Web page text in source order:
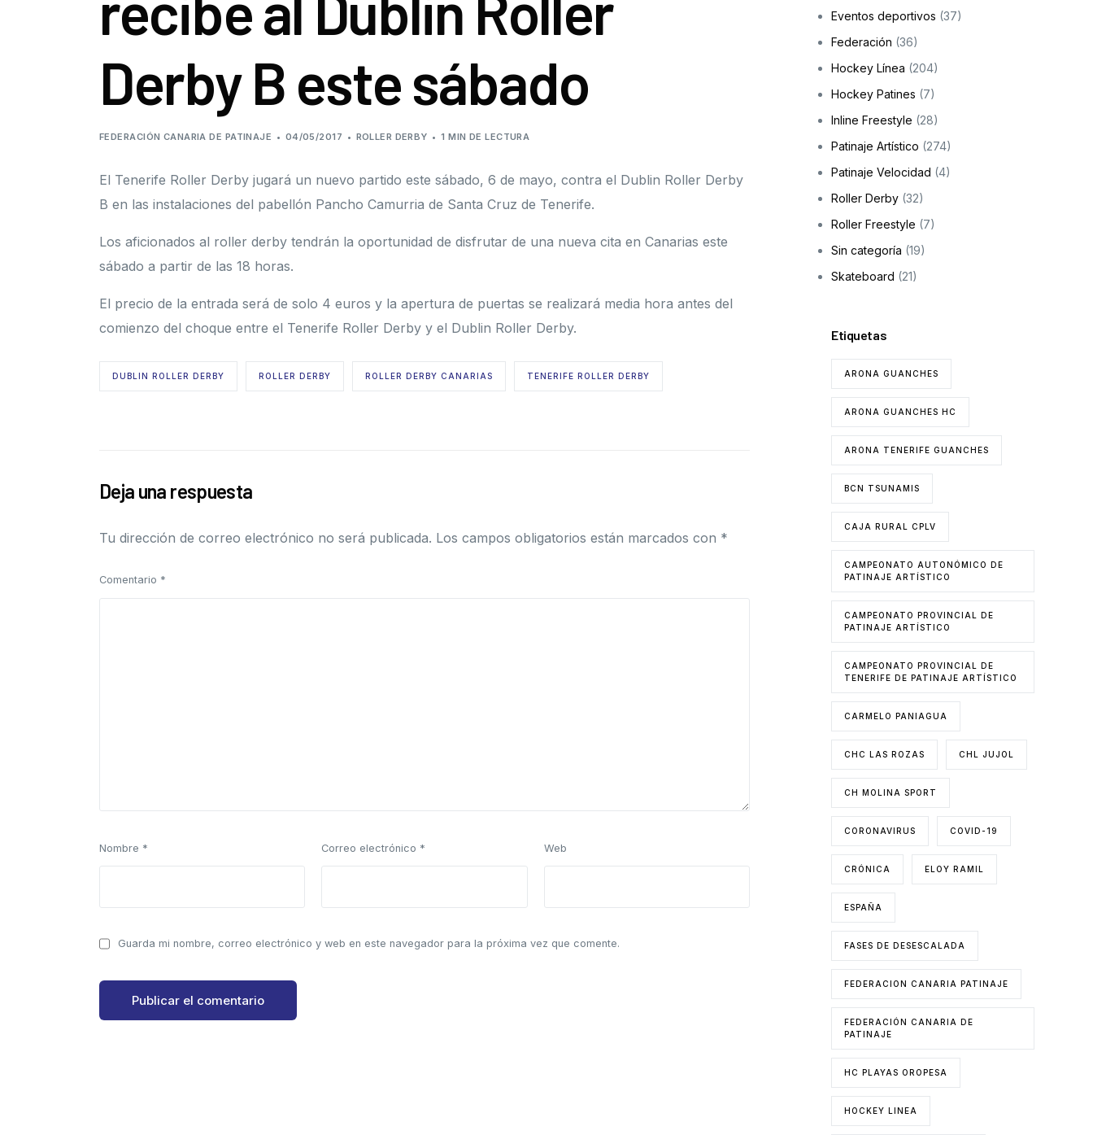
Roller Derby
Skateboard
Junta de gobierno
Protocolo de protección a la infancia y adolescencia
Skateboarding
Derby B este sábado
FEDERACIÓN CANARIA DE PATINAJE 04/05/2017 ROLLER DERBY 1 MIN DE LECTURA
El Tenerife Roller Derby jugará un nuevo partido este sábado, 6 de mayo, contra el Dublin Roller Derby
B en las instalaciones del pabellón Pancho Camurria de Santa Cruz de Tenerife.
Los aficionados al roller derby tendrán la oportunidad de disfrutar de una nueva cita en Canarias este
sábado a partir de las 18 horas.
El precio de la entrada será de solo 4 euros y la apertura de puertas se realizará media hora antes del
comienzo del choque entre el Tenerife Roller Derby y el Dublin Roller Derby.
DUBLIN ROLLER DERBY ROLLER DERBY ROLLER DERBY CANARIAS TENERIFE ROLLER DERBY
Deja una respuesta
Tu dirección de correo electrónico no será publicada. Los campos obligatorios están marcados con *
Comentario *
Nombre * Correo electrónico * Web
Guarda mi nombre, correo electrónico y web en este navegador para la próxima vez que comente.
Eventos deportivos (37)
Federación (36)
Hockey Línea (204)
Hockey Patines (7)
Inline Freestyle (28)
Patinaje Artístico (274)
Patinaje Velocidad (4)
Roller Derby (32)
Roller Freestyle (7)
Sin categoría (19)
Skateboard (21)
Etiquetas
ARONA GUANCHES
ARONA GUANCHES HC
ARONA TENERIFE GUANCHES
BCN TSUNAMIS
CAJA RURAL CPLV
CAMPEONATO AUTONÓMICO DE
PATINAJE ARTÍSTICO
CAMPEONATO PROVINCIAL DE
PATINAJE ARTÍSTICO
CAMPEONATO PROVINCIAL DE
TENERIFE DE PATINAJE ARTÍSTICO
CARMELO PANIAGUA
CHC LAS ROZAS CHL JUJOL
CH MOLINA SPORT
CORONAVIRUS COVID-19
CRÓNICA ELOY RAMIL
ESPAÑA
FASES DE DESESCALADA
FEDERACION CANARIA PATINAJE
FEDERACIÓN CANARIA DE
PATINAJE
HC PLAYAS OROPESA
HOCKEY LINEA